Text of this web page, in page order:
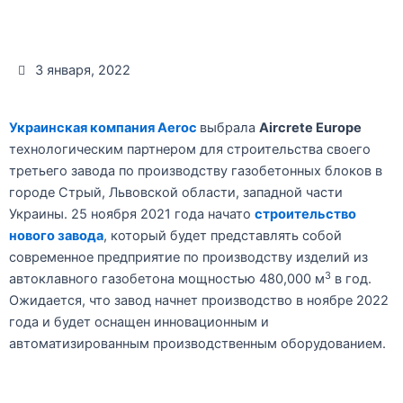
3 января, 2022
Украинская компания Aeroc выбрала Aircrete Europe
технологическим партнером для строительства своего
третьего завода по производству газобетонных блоков в
городе Стрый, Львовской области, западной части
Украины. 25 ноября 2021 года начато строительство
нового завода, который будет представлять собой
современное предприятие по производству изделий из
автоклавного газобетона мощностью 480,000 м3 в год.
Ожидается, что завод начнет производство в ноябре 2022
года и будет оснащен инновационным и
автоматизированным производственным оборудованием.